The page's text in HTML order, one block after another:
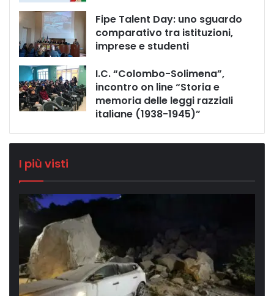
Fipe Talent Day: uno sguardo
comparativo tra istituzioni,
imprese e studenti
I.C. “Colombo-Solimena”,
incontro on line “Storia e
memoria delle leggi razziali
italiane (1938-1945)”
I più visti